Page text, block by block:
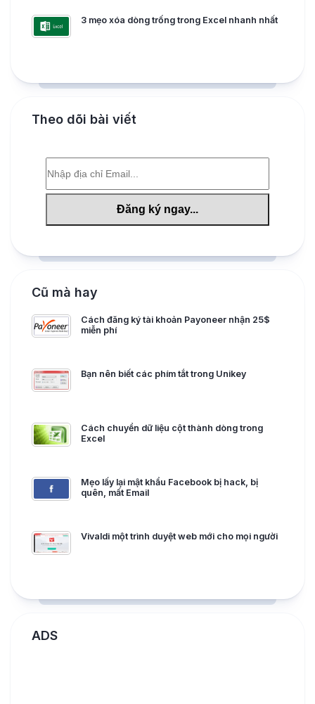
3 mẹo xóa dòng trống trong Excel nhanh nhất
Theo dõi bài viết
Cũ mà hay
Cách đăng ký tài khoản Payoneer nhận 25$
miễn phí
Bạn nên biết các phím tắt trong Unikey
Cách chuyển dữ liệu cột thành dòng trong
Excel
Mẹo lấy lại mật khẩu Facebook bị hack, bị
quên, mất Email
Vivaldi một trình duyệt web mới cho mọi người
ADS